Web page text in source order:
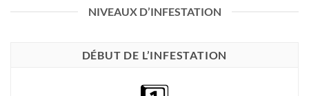
NIVEAUX D’INFESTATION
DÉBUT DE L’INFESTATION